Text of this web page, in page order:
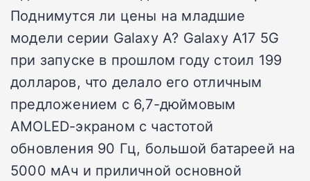
Поднимутся ли цены на младшие
модели серии Galaxy A? Galaxy A17 5G
при запуске в прошлом году стоил 199
долларов, что делало его отличным
предложением с 6,7-дюймовым
AMOLED-экраном с частотой
обновления 90 Гц, большой батареей на
5000 мАч и приличной основной